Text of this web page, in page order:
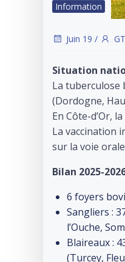
Information
Juin 19 /
Situation
La tuberculose
(Dordogne,
En Côte-d’Or,
La vaccination
sur la voie
Bilan 2025-
6 foyers
Sangliers :
l’Ouche,
Blaireaux :
(Turcey,